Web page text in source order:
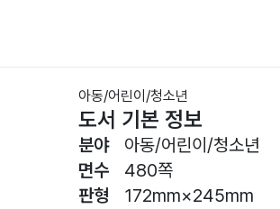
아동/어린이/청소년
도서 기본 정보
분야
면수
판형
아동/어린이/청소년
480쪽
172mm×245mm